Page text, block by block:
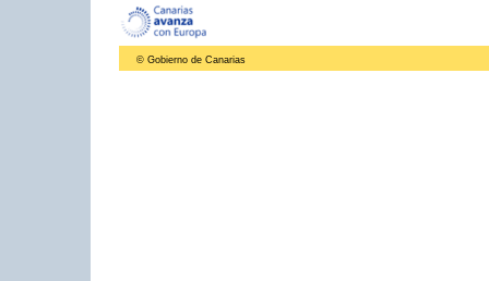
© Gobierno de Canarias